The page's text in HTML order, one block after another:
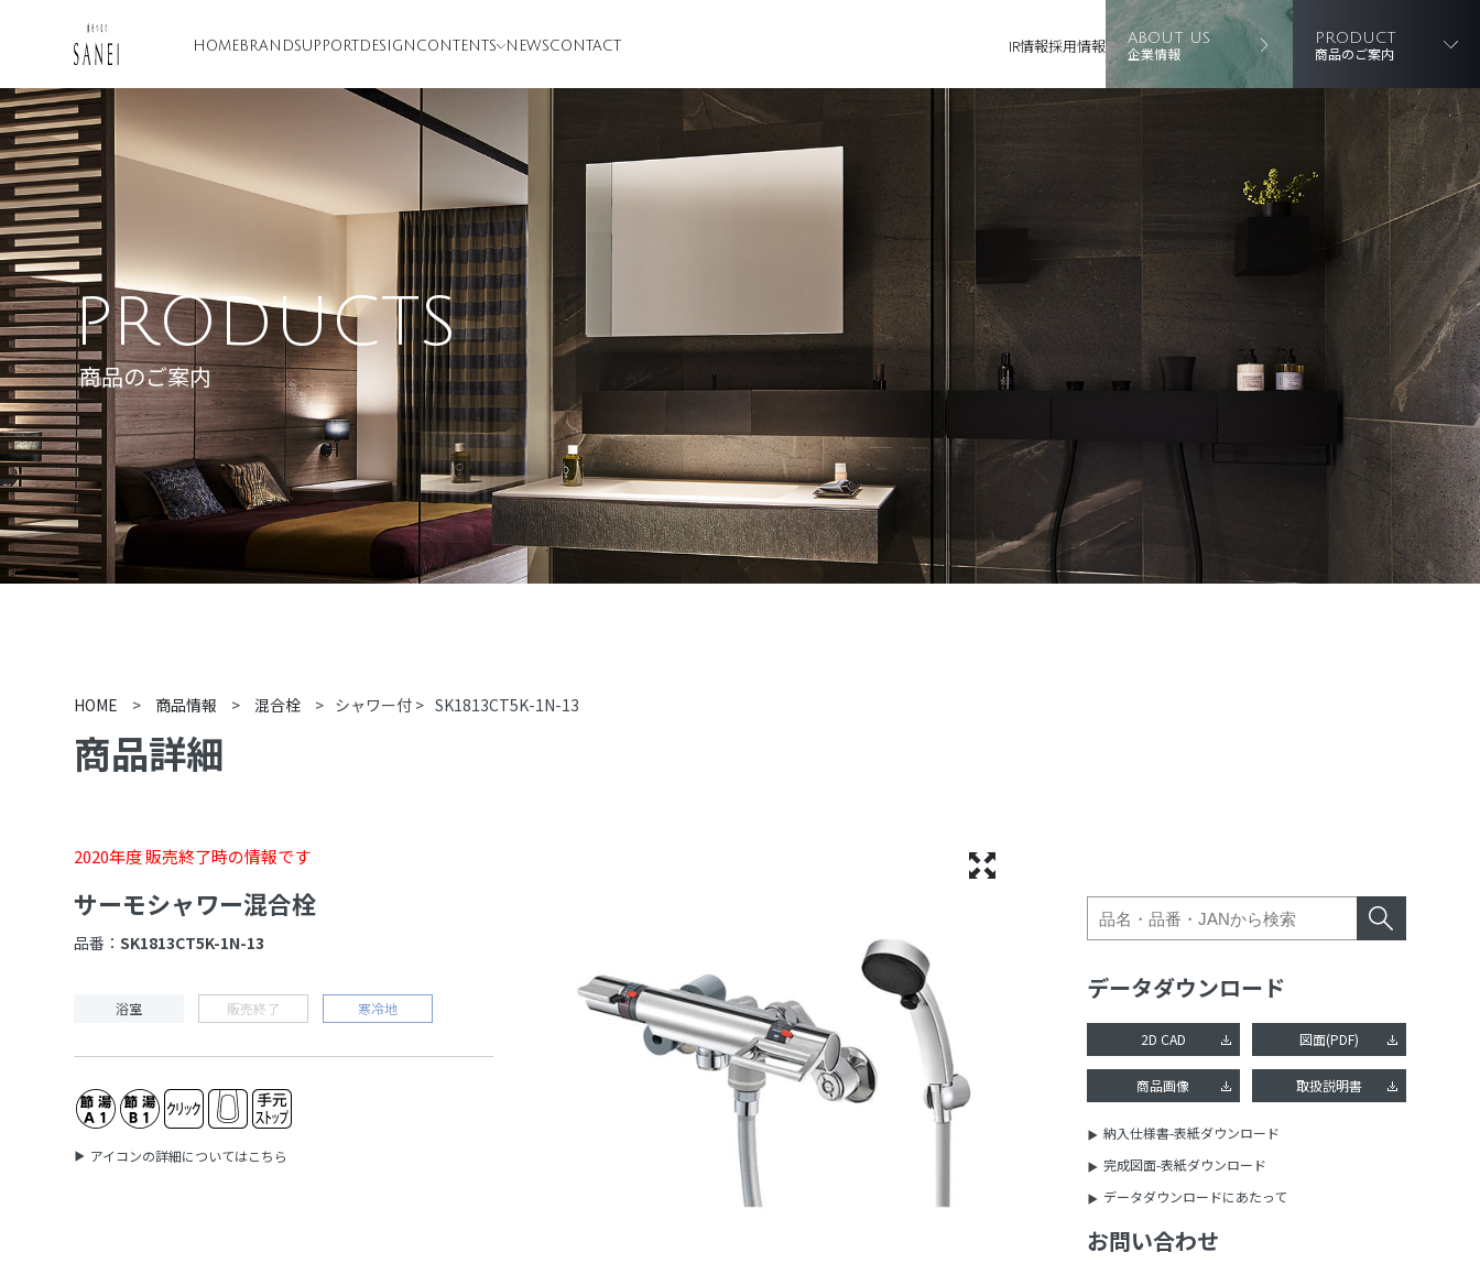
HOME BRANDSUPPORT DESIGN CONTENTS NEWSCONTACT IR情報採用情報 ABOUT US
企業情報
PRODUCT
商品のご案内
PRODUCTS
商品のご案内
HOME > 商品情報 > 混合栓 > シャワー付 > SK1813CT5K-1N-13
商品詳細
2020年度 販売終了時の情報です
サーモシャワー混合栓
品番：SK1813CT5K-1N-13
浴室 販売終了 寒冷地
アイコンの詳細についてはこちら
データダウンロード
2D CAD 図面(PDF)
商品画像 取扱説明書
納入仕様書-表紙ダウンロード
完成図面-表紙ダウンロード
データダウンロードにあたって
お問い合わせ